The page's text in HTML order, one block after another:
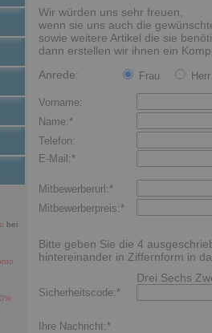
bei
Wir würden uns sehr freuen,
wenn sie uns auch die
sowie weitere Artikel die sie
dann erstellen wir ihnen ein
Anrede:
Frau Herr
Vorname:
Name:*
Telefon:
E-Mail:*
Mitbewerberurl:*
Mitbewerberpreis:*
Bitte geben Sie die 4
hintereinander in Ziffernform in
Drei Sechs
Sicherheitscode:*
Ihre Nachricht:*